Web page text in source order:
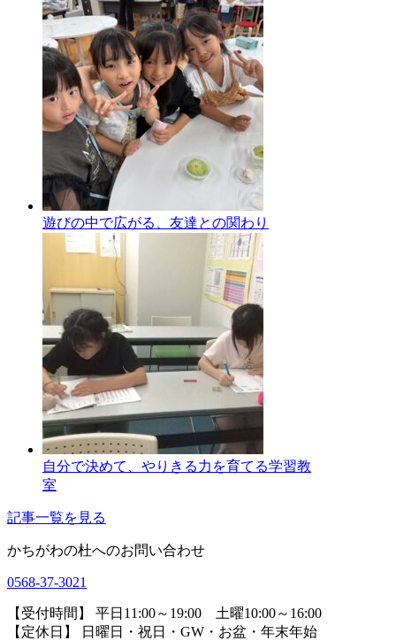
遊びの中で広がる、友達との関わり
自分で決めて、やりきる力を育てる学習教
室
記事一覧を見る
かちがわの杜へのお問い合わせ
0568-37-3021
【受付時間】 平日11:00～19:00 土曜10:00～16:00
【定休日】 日曜日・祝日・GW・お盆・年末年始